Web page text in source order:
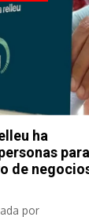
ha
para
de
por